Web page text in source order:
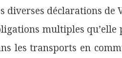
diverses déclarations de
multiples qu’elle
les transports en